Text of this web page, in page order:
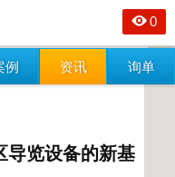
例 资讯 询单
0
导览设备的新基